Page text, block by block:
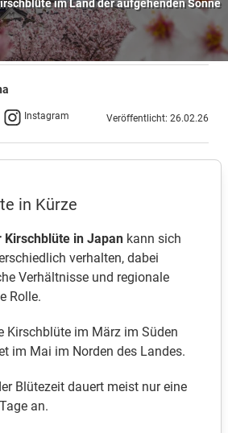
REISEBLOG
im Land der aufgehenden Sonne
Instagram Veröffentlicht: 26.02.26
in Kürze
Kirschblüte in Japan kann sich
verhalten, dabei
Verhältnisse und regionale
Rolle.
Kirschblüte im März im Süden
im Mai im Norden des Landes.
Blütezeit dauert meist nur eine
an.